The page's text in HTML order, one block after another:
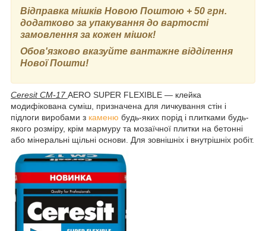
Відправка мішків Новою Поштою + 50 грн.
додатково за упакування до вартості
замовлення за кожен мішок!
Обов'язково вказуйте вантажне відділення
Нової Пошти!
Ceresit СМ-17AERO SUPER FLEXIBLE — клейка
модифікована суміш, призначена для личкування стін і
підлоги виробами з каменю будь-яких порід і плитками будь-
якого розміру, крім мармуру та мозаїчної плитки на бетонні
або мінеральні щільні основи. Для зовнішніх і внутрішніх робіт.